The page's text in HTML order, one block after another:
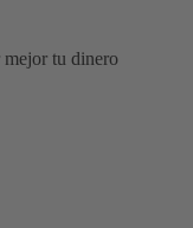
mejor tu dinero